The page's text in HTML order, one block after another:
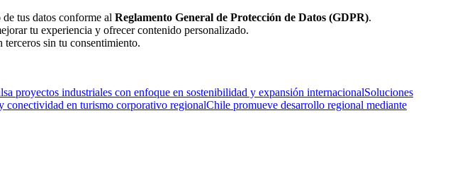
de tus datos conforme al Reglamento General de Protección de Datos (GDPR).
tu experiencia y ofrecer contenido personalizado.
terceros sin tu consentimiento.
proyectos industriales con enfoque en sostenibilidad y expansión internacionalSoluciones
conectividad en turismo corporativo regionalChile promueve desarrollo regional mediante